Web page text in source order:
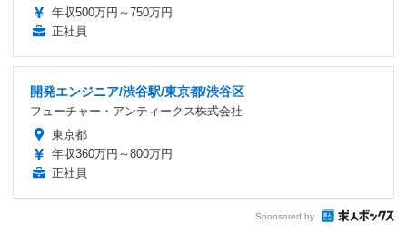
年収500万円～750万円
正社員
開発エンジニア/渋谷駅/東京都/渋谷区
フューチャー・アンティークス株式会社
東京都
年収360万円～800万円
正社員
Sponsored by